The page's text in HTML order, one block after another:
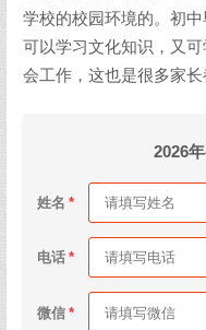
学校的校园环境的。初
可以学习文化知识，又
会工作，这也是很多家长
2026
姓名
电话
微信